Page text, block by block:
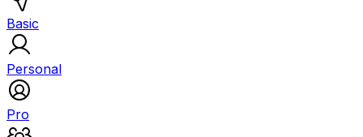
Basic
Personal
Pro